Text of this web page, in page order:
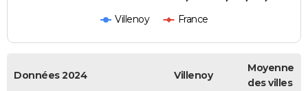
Villenoy France
Données 2024 Villenoy
Moyenne
des villes